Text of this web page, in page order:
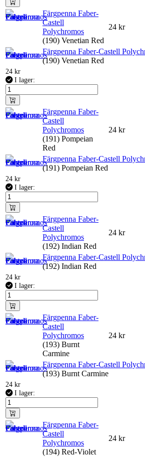
Färgpenna Faber-
Castell
Polychromos
(190) Venetian Red
24 kr
Färgpenna Faber-Castell
(190) Venetian Red
24 kr
I lager:
Färgpenna Faber-
Castell
Polychromos
(191) Pompeian
Red
24 kr
Färgpenna Faber-Castell
(191) Pompeian Red
24 kr
I lager:
Färgpenna Faber-
Castell
Polychromos
(192) Indian Red
24 kr
Färgpenna Faber-Castell
(192) Indian Red
24 kr
I lager:
Färgpenna Faber-
Castell
Polychromos
(193) Burnt
Carmine
24 kr
Färgpenna Faber-Castell
(193) Burnt Carmine
24 kr
I lager:
Färgpenna Faber-
Castell
Polychromos
(194) Red-Violet
24 kr